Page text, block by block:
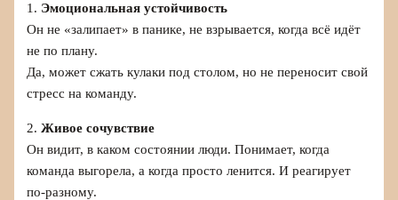
1. Эмоциональная устойчивость
Он не «залипает» в панике, не взрывается, когда всё идёт
не по плану.
Да, может сжать кулаки под столом, но не переносит свой
стресс на команду.
2.Живое сочувствие
Он видит, в каком состоянии люди. Понимает, когда
команда выгорела, а когда просто ленится. И реагирует
по-разному.